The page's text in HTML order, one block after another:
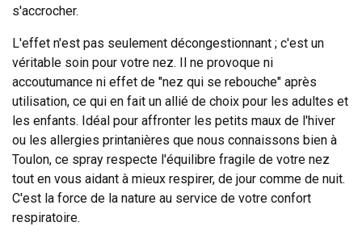
s'accrocher.
L'effet n'est pas seulement décongestionnant ; c'est un
véritable soin pour votre nez. Il ne provoque ni
accoutumance ni effet de "nez qui se rebouche" après
utilisation, ce qui en fait un allié de choix pour les adultes et
les enfants. Idéal pour affronter les petits maux de l'hiver
ou les allergies printanières que nous connaissons bien à
Toulon, ce spray respecte l'équilibre fragile de votre nez
tout en vous aidant à mieux respirer, de jour comme de nuit.
C'est la force de la nature au service de votre confort
respiratoire.